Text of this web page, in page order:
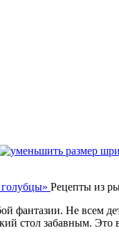
Рецепты из
фантазии. Не всем
стол забавным.